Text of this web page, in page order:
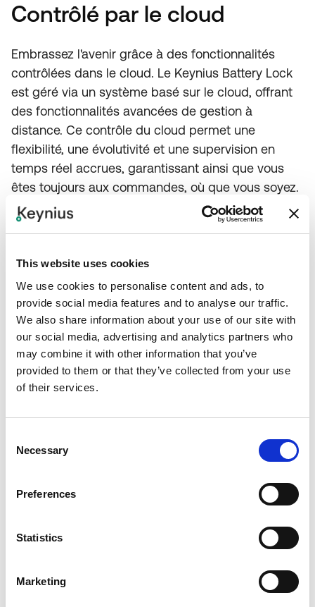
This website uses cookies
We use cookies to personalise content and ads, to
provide social media features and to analyse our traffic.
We also share information about your use of our site with
our social media, advertising and analytics partners who
may combine it with other information that you’ve
provided to them or that they’ve collected from your use
of their services.
Selection
Necessary
Preferences
Statistics
Marketing
Contrôlé par le cloud
Embrassez l'avenir grâce à des fonctionnalités
contrôlées dans le cloud. Le Keynius Battery Lock
est géré via un système basé sur le cloud, offrant
des fonctionnalités avancées de gestion à
distance. Ce contrôle du cloud permet une
flexibilité, une évolutivité et une supervision en
temps réel accrues, garantissant ainsi que vous
êtes toujours aux commandes, où que vous soyez.
La puissance des
verrous à batterie
Les serrures Keynius sont élégantes, faciles à
installer (rétro) et proposées à des prix compétitifs
combinaison avec un smartphone ou une tablette
peuvent être configurés, attribués et utilisés.
serrures, ce qui les rend parfaites pour les
événements et les festivals.